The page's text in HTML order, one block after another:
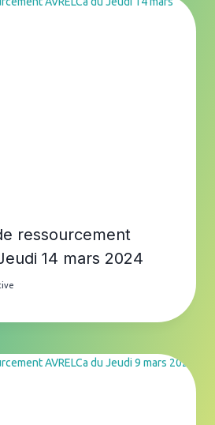
ressourcement
14 mars 2024